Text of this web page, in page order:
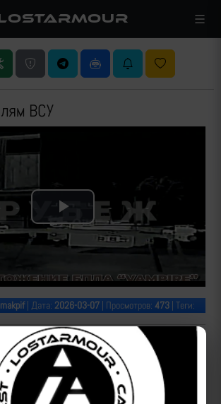
ВСУ
Play
Video
makpif| Дата: 2026-03-07 | Просмотров: 473 | Теги:
Популярные за сегодня видео